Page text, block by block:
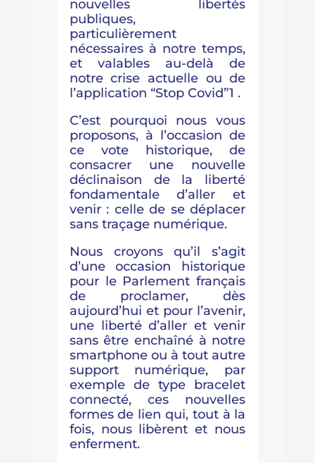
nouvelles libertés
publiques,
particulièrement
nécessaires à notre temps,
et valables au-delà de
notre crise actuelle ou de
l’application “Stop Covid”1 .
C’est pourquoi nous vous
proposons, à l’occasion de
ce vote historique, de
consacrer une nouvelle
déclinaison de la liberté
fondamentale d’aller et
venir : celle de se déplacer
sans traçage numérique.
Nous croyons qu’il s’agit
d’une occasion historique
pour le Parlement français
de proclamer, dès
aujourd’hui et pour l’avenir,
une liberté d’aller et venir
sans être enchaîné à notre
smartphone ou à tout autre
support numérique, par
exemple de type bracelet
connecté, ces nouvelles
formes de lien qui, tout à la
fois, nous libèrent et nous
enferment.